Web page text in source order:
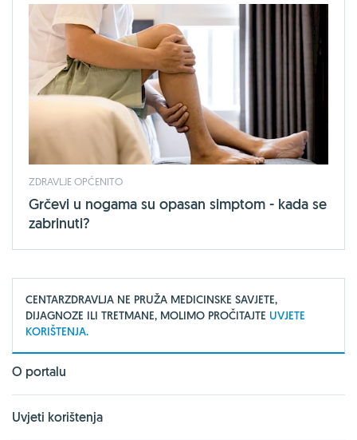
ZDRAVLJE OPĆENITO
Grčevi u nogama su opasan simptom - kada se
zabrinuti?
CENTARZDRAVLJA NE PRUŽA MEDICINSKE SAVJETE,
DIJAGNOZE ILI TRETMANE, MOLIMO PROČITAJTE UVJETE
KORIŠTENJA.
O portalu
Uvjeti korištenja